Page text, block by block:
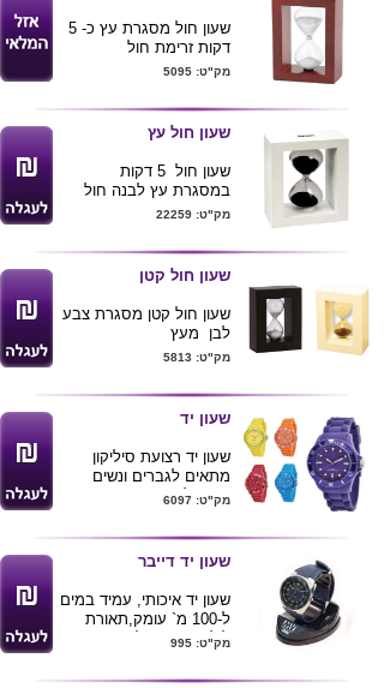
שעון חול מסגרת עץ כ- 5
דקות זרימת חול
ס"מ
מק"ט: 5095
שעון חול עץ
שעון חול 5 דקות
במסגרת עץ לבנה חול
שחור
ניתן להדפיס לוגו ע"ג
המסגרת
מק"ט: 22259
שעון חול קטן
שעון חול קטן מסגרת צבע
לבן מעץ
גובה 10 ס"מ
המסגרת
מק"ט: 5813
שעון יד
שעון יד רצועת סיליקון
מתאים לגברים ונשים
מגיע בצבעים מרהיבים
ניתן לשלב קופסא
מתאימה
מק"ט: 6097
שעון יד דייבר
שעון יד איכותי, עמיד במים
ל-100 מ` עומק,תאורת
לילה זוהרת בלחיצת
ואיכותי. שישה צבעים
מק"ט: 995